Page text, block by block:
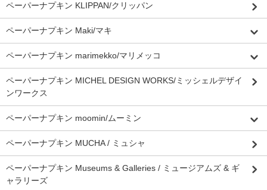
ペーパーナプキン KLIPPAN/クリッパン
ペーパーナプキン Maki/マキ
ペーパーナプキン marimekko/マリメッコ
ペーパーナプキン MICHEL DESIGN WORKS/ミッシェルデザイ
ンワークス
ペーパーナプキン moomin/ムーミン
ペーパーナプキン MUCHA / ミュシャ
ペーパーナプキン Museums & Galleries / ミュージアムズ & ギ
ャラリーズ